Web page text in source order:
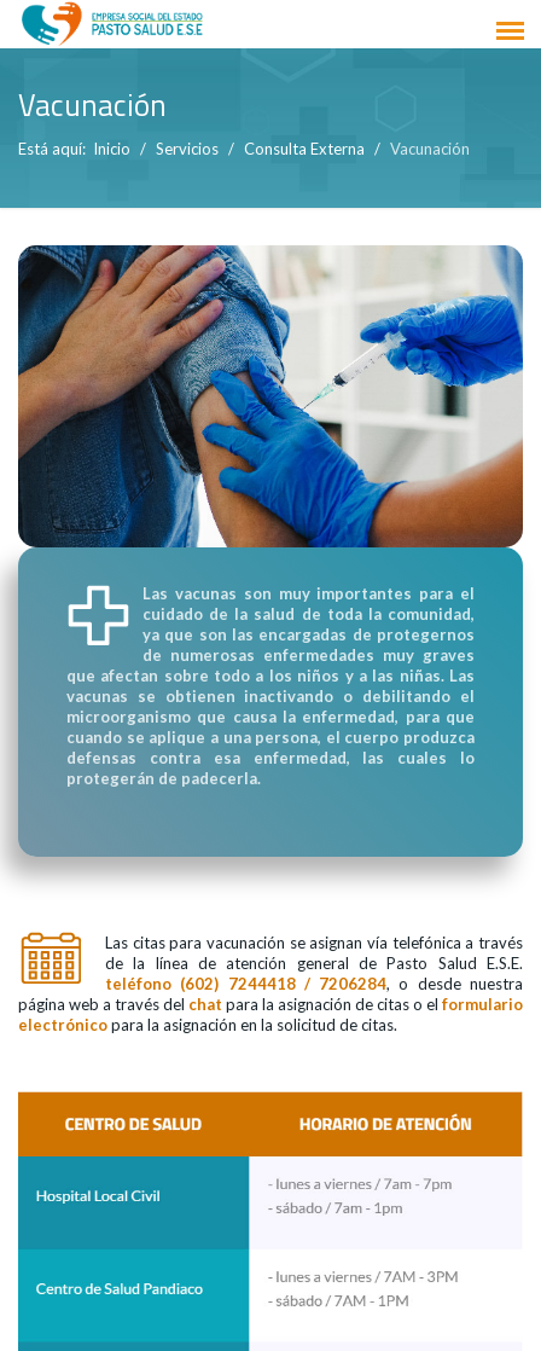
Vacunación
Está aquí: Inicio Servicios Consulta Externa Vacunación
Las vacunas son muy importantes para el
cuidado de la salud de toda la comunidad,
ya que son las encargadas de protegernos
de numerosas enfermedades muy graves
que afectan sobre todo a los niños y a las niñas. Las
vacunas se obtienen inactivando o debilitando el
microorganismo que causa la enfermedad, para que
cuando se aplique a una persona, el cuerpo produzca
defensas contra esa enfermedad, las cuales lo
protegerán de padecerla.
Las citas para vacunación se asignan vía telefónica a través
de la línea de atención general de Pasto Salud E.S.E.
teléfono (602) 7244418 / 7206284, o desde nuestra
página web a través del chat para la asignación de citas o el formulario
electrónicopara la asignación en la solicitud de citas.